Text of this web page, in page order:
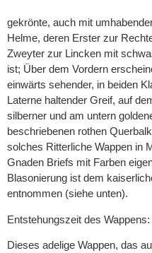
gekrönte, auch mit
Helme, deren Erster zur
Zweyter zur Lincken mit
ist; Über dem Vordern
einwärts sehender, in beiden
Laterne haltender Greif, auf
silberner und am untern
beschriebenen rothen
solches Ritterliche Wappen in
Gnaden­ Briefs mit Farben
Blasonierung ist dem
entnommen (siehe unten).
Entstehungszeit des Wappens:
Dieses adelige Wappen, das